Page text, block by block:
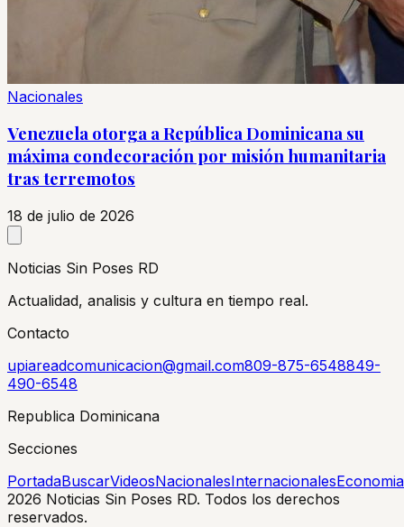
Nacionales
Venezuela otorga a República Dominicana su
máxima condecoración por misión humanitaria
tras terremotos
18 de julio de 2026
Noticias Sin Poses RD
Actualidad, analisis y cultura en tiempo real.
Contacto
upiareadcomunicacion@gmail.com809-875-6548849-
490-6548
Republica Dominicana
Secciones
PortadaBuscarVideosNacionalesInternacionalesEconomia
2026 Noticias Sin Poses RD. Todos los derechos
reservados.